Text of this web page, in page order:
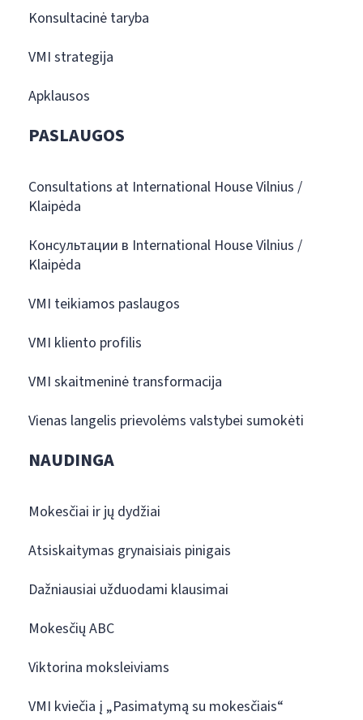
Konsultacinė taryba
VMI strategija
Apklausos
PASLAUGOS
Consultations at International House Vilnius /
Klaipėda
Консультации в International House Vilnius /
Klaipėda
VMI teikiamos paslaugos
VMI kliento profilis
VMI skaitmeninė transformacija
Vienas langelis prievolėms valstybei sumokėti
NAUDINGA
Mokesčiai ir jų dydžiai
Atsiskaitymas grynaisiais pinigais
Dažniausiai užduodami klausimai
Mokesčių ABC
Viktorina moksleiviams
VMI kviečia į „Pasimatymą su mokesčiais“